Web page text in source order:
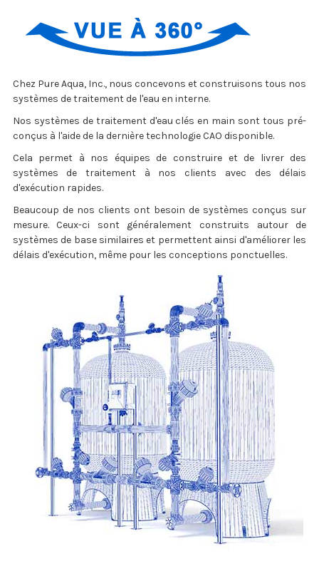
Chez Pure Aqua, Inc., nous concevons et construisons tous nos
systèmes de traitement de l'eau en interne.
Nos systèmes de traitement d'eau clés en main sont tous pré-
conçus à l'aide de la dernière technologie CAO disponible.
Cela permet à nos équipes de construire et de livrer des
systèmes de traitement à nos clients avec des délais
d'exécution rapides.
Beaucoup de nos clients ont besoin de systèmes conçus sur
mesure. Ceux-ci sont généralement construits autour de
systèmes de base similaires et permettent ainsi d'améliorer les
délais d'exécution, même pour les conceptions ponctuelles.